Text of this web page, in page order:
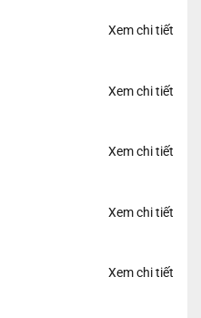
Xem chi tiết
Xem chi tiết
Xem chi tiết
Xem chi tiết
Xem chi tiết